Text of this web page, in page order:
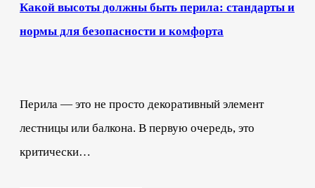
Какой высоты должны быть перила: стандарты и
нормы для безопасности и комфорта
Перила — это не просто декоративный элемент
лестницы или балкона. В первую очередь, это
критически…